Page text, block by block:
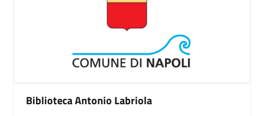
Biblioteca Antonio Labriola